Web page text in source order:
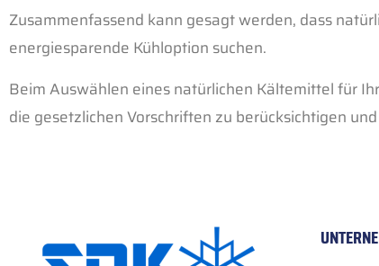
Zusammenfassend kann gesagt werden, dass
energiesparende Kühloption suchen.
Beim Auswählen eines natürlichen Kältemittel für
die gesetzlichen Vorschriften zu berücksichtigen